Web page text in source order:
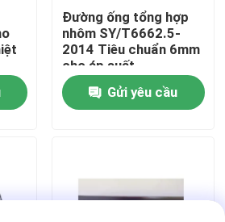
gia cố
Đường ống tổng hợp
nhôm SY/T6662.5-
2014 Tiêu chuẩn 6mm
cho áp suất
Gửi yêu cầu